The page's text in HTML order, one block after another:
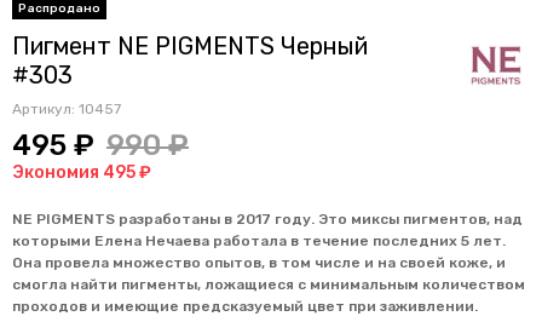
Пигмент NE PIGMENTS Черный
#303
Артикул: 10457
495 ₽ 990 ₽
Экономия 495 ₽
NE PIGMENTS разработаны в 2017 году. Это миксы пигментов, над
которыми Елена Нечаева работала в течение последних 5 лет.
Она провела множество опытов, в том числе и на своей коже, и
смогла найти пигменты, ложащиеся с минимальным количеством
проходов и имеющие предсказуемый цвет при заживлении.